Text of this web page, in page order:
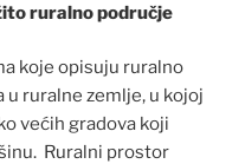
ruralno područje
koje opisuju ruralno
u ruralne zemlje, u kojoj
većih gradova koji
Ruralni prostor